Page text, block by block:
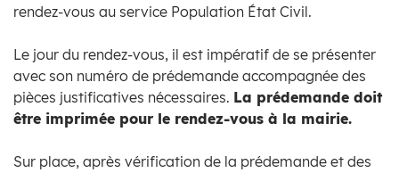
rendez-vous au service Population État Civil.
Le jour du rendez-vous, il est impératif de se présenter
avec son numéro de prédemande accompagnée des
pièces justificatives nécessaires. La prédemande doit
être imprimée pour le rendez-vous à la mairie.
Sur place, après vérification de la prédemande et des